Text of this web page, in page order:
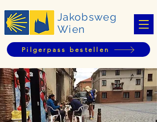
Jakobsweg
Wien
Pilgerpass bestellen